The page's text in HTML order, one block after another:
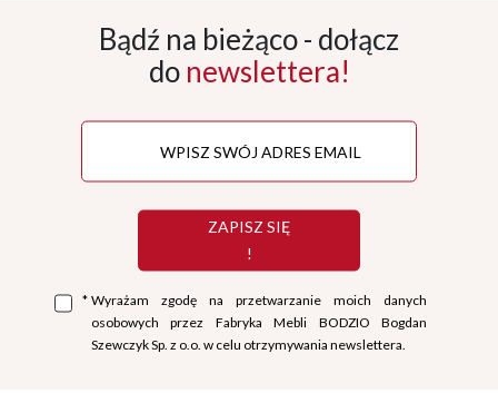
Bądź na bieżąco - dołącz
do newslettera!
ZAPISZ SIĘ
!
* Wyrażam zgodę na przetwarzanie moich danych
osobowych przez Fabryka Mebli BODZIO Bogdan
Szewczyk Sp. z o.o. w celu otrzymywania newslettera.